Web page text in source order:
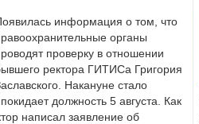
информация о том, что
органы
проверку в отношении
ректора ГИТИСа Григория
Накануне стало
должность 5 августа. Как
написал заявление об